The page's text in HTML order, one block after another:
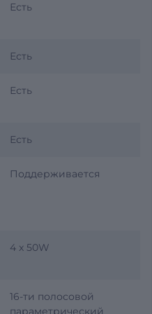
Есть
Есть
Есть
Есть
Поддерживается
4 x 50W
16-ти полосовой
параметрический